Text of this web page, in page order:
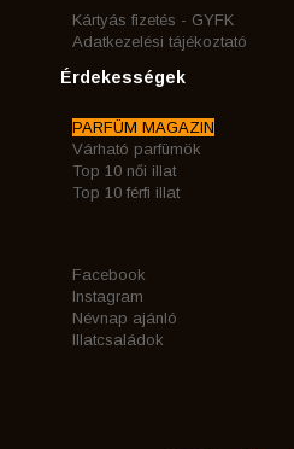
Kártyás fizetés - GYFK
Adatkezelési tájékoztató
Érdekességek
PARFÜM MAGAZIN
Várható parfümök
Top 10 női illat
Top 10 férfi illat
Facebook
Instagram
Névnap ajánló
Illatcsaládok